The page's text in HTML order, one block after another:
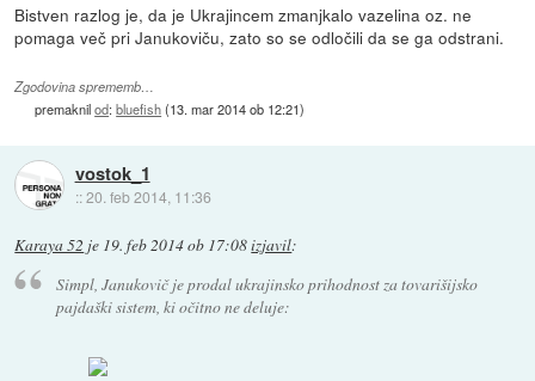
Bistven razlog je, da je Ukrajincem zmanjkalo vazelina oz. ne
pomaga več pri Janukoviču, zato so se odločili da se ga odstrani.
Zgodovina sprememb…
premaknilod:bluefish(13. mar 2014 ob 12:21)
vostok_1
::20. feb 2014, 11:36
Karaya 52 je 19. feb 2014 ob 17:08izjavil:
Simpl, Janukovič je prodal ukrajinsko prihodnost za tovarišijsko
pajdaški sistem, ki očitno ne deluje: